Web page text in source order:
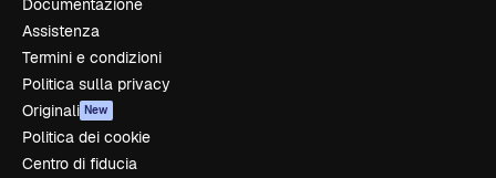
Documentazione
Assistenza
Termini e condizioni
Politica sulla privacy
Originali New
Politica dei cookie
Centro di fiducia